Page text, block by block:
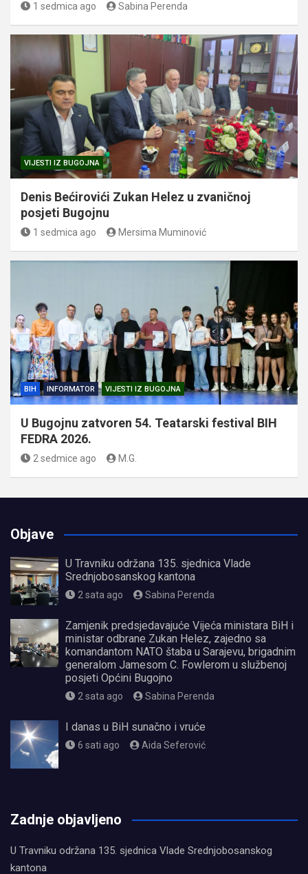
1 sedmica ago Sabina Perenda
VIJESTI IZ BUGOJNA
Denis Bećirovići Zukan Helez u zvaničnoj
posjeti Bugojnu
1 sedmica ago Mersima Muminović
BIH INFORMATOR VIJESTI IZ BUGOJNA
U Bugojnu zatvoren 54. Teatarski festival BIH
FEDRA 2026.
2 sedmice ago M.G.
Objave
U Travniku održana 135. sjednica Vlade
Srednjobosanskog kantona
2 sata ago Sabina Perenda
Zamjenik predsjedavajuće Vijeća ministara BiH i
ministar odbrane Zukan Helez, zajedno sa
komandantom NATO štaba u Sarajevu, brigadnim
generalom Jamesom C. Fowlerom u službenoj
posjeti Općini Bugojno
2 sata ago Sabina Perenda
I danas u BiH sunačno i vruće
6 sati ago Aida Seferović
Zadnje objavljeno
U Travniku održana 135. sjednica Vlade Srednjobosanskog
kantona